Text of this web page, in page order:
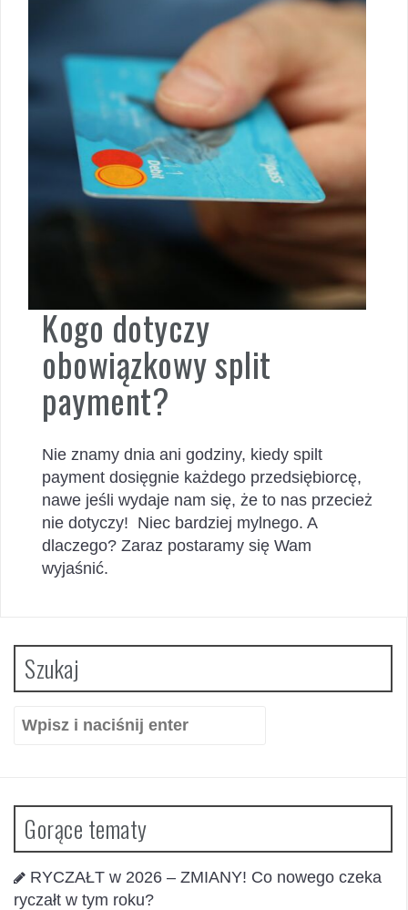
Kogo dotyczy
obowiązkowy split
payment?
Nie znamy dnia ani godziny, kiedy spilt
payment dosięgnie każdego przedsiębiorcę,
nawe jeśli wydaje nam się, że to nas przecież
nie dotyczy! Niec bardziej mylnego. A
dlaczego? Zaraz postaramy się Wam
wyjaśnić.
Szukaj
Szukaj:
Gorące tematy
RYCZAŁT w 2026 – ZMIANY! Co nowego czeka
ryczałt w tym roku?